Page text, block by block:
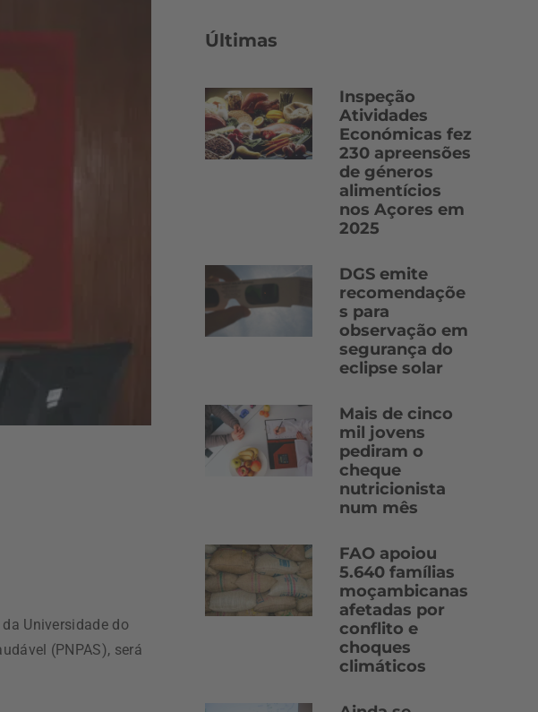
Universidade do
(PNPAS), será
Últimas
Inspeção
Atividades
Económicas fez
230 apreensões
de géneros
alimentícios
nos Açores em
2025
DGS emite
recomendaçõe
s para
observação em
segurança do
eclipse solar
Mais de cinco
mil jovens
pediram o
cheque
nutricionista
num mês
FAO apoiou
5.640 famílias
moçambicanas
afetadas por
conflito e
choques
climáticos